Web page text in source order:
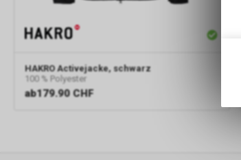
HAKRO Activejacke, schwarz
100 % Polyester
ab179.90 CHF